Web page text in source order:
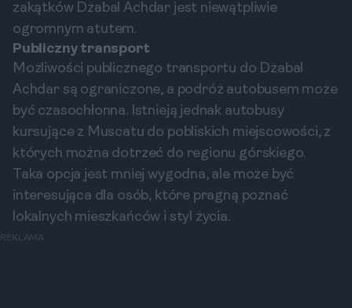
zakątków Dżabal Achdar jest niewątpliwie
ogromnym atutem.
Publiczny transport
Możliwości publicznego transportu do Dżabal
Achdar są ograniczone, a podróż autobusem może
być czasochłonna. Istnieją jednak autobusy
kursujące z Muscatu do pobliskich miejscowości, z
których można dotrzeć do regionu górskiego.
Taka opcja jest mniej wygodna, ale może być
interesująca dla osób, które pragną poznać
lokalnych mieszkańców i styl życia.
REKLAMA